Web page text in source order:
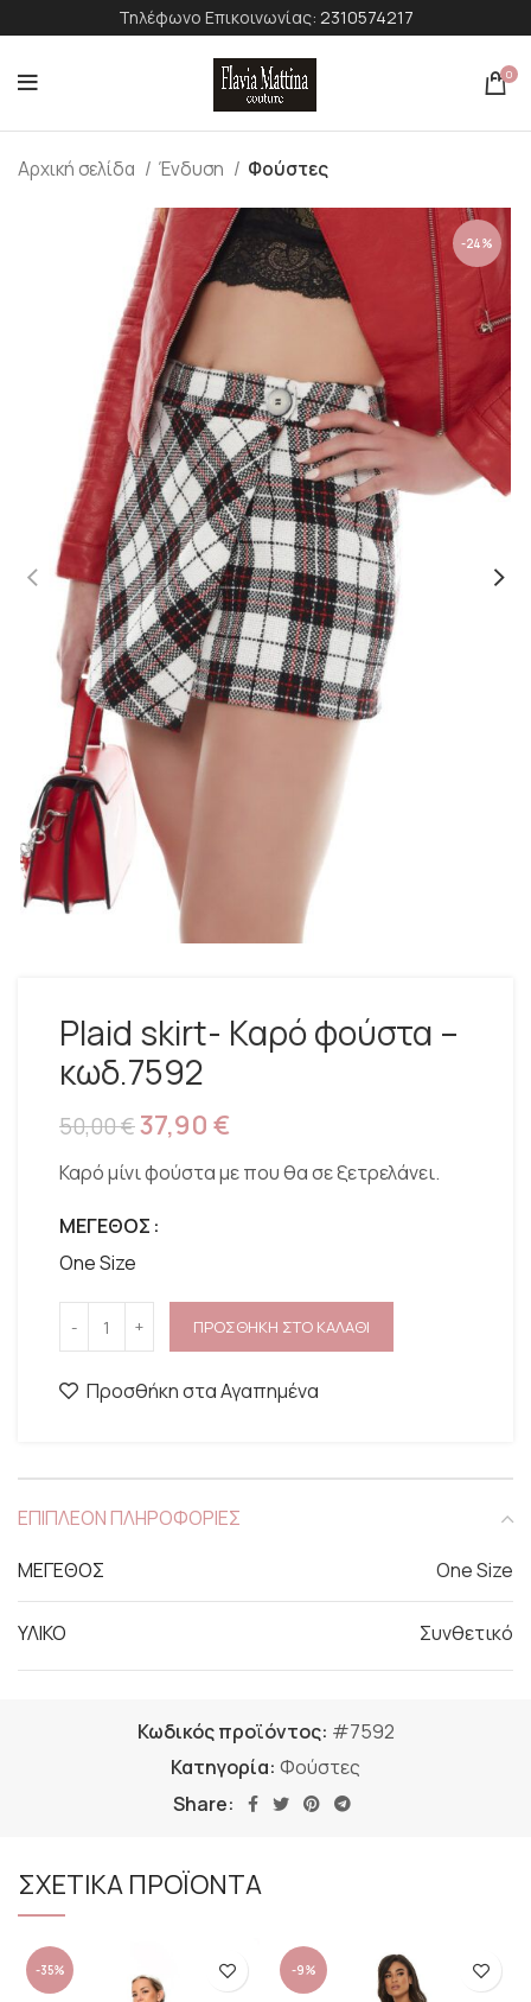
Τηλέφωνο Επικοινωνίας: 2310574217
0
Αρχική σελίδα Ένδυση Φούστες
-24%
Plaid skirt- Καρό φούστα –
κωδ.7592
50,00€37,90 €
Καρό μίνι φούστα με που θα σε ξετρελάνει.
ΜΕΓΕΘΟΣ
One Size
ΠΡΟΣΘΗΚΗ ΣΤΟ ΚΑΛΑΘΙ
Προσθήκη στα Αγαπημένα
ΕΠΙΠΛΕΟΝ ΠΛΗΡΟΦΟΡΙΕΣ
ΜΕΓΕΘΟΣ
One Size
ΥΛΙΚΟ Συνθετικό
Κωδικός προϊόντος: #7592
Κατηγορία: Φούστες
Share:
ΣΧΕΤΙΚΑ ΠΡΟΪΟΝΤΑ
-35% -9%